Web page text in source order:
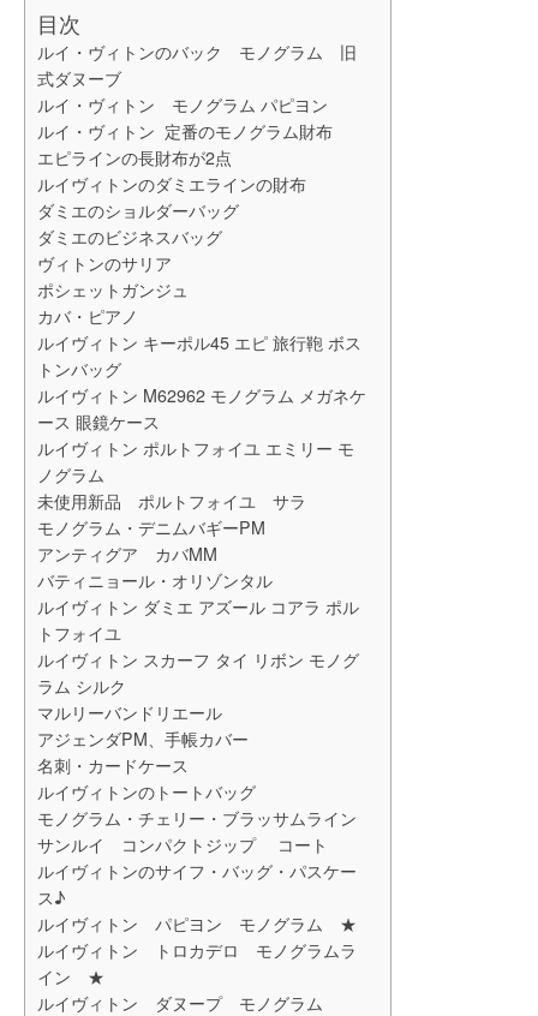
目次
ルイ・ヴィトンのバック モノグラム 旧
式ダヌーブ
ルイ・ヴィトン モノグラム パピヨン
ルイ・ヴィトン 定番のモノグラム財布
エピラインの長財布が2点
ルイヴィトンのダミエラインの財布
ダミエのショルダーバッグ
ダミエのビジネスバッグ
ヴィトンのサリア
ポシェットガンジュ
カバ・ピアノ
ルイヴィトン キーポル45 エピ 旅行鞄 ボス
トンバッグ
ルイヴィトン M62962 モノグラム メガネケ
ース 眼鏡ケース
ルイヴィトン ポルトフォイユ エミリー モ
ノグラム
未使用新品 ポルトフォイユ サラ
モノグラム・デニムバギーPM
アンティグア カバMM
バティニョール・オリゾンタル
ルイヴィトン ダミエ アズール コアラ ポル
トフォイユ
ルイヴィトン スカーフ タイ リボン モノグ
ラム シルク
マルリーバンドリエール
アジェンダPM、手帳カバー
名刺・カードケース
ルイヴィトンのトートバッグ
モノグラム・チェリー・ブラッサムライン
サンルイ コンパクトジップ コート
ルイヴィトンのサイフ・バッグ・パスケー
ス♪
ルイヴィトン パピヨン モノグラム ★
ルイヴィトン トロカデロ モノグラムラ
イン ★
ルイヴィトン ダヌープ モノグラム